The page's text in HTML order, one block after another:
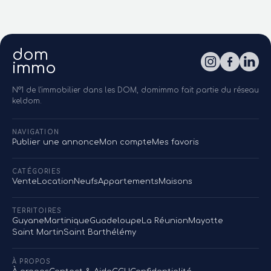
dom
immo
N°1 de l'immobilier dans les DOM, domimmo fait partie du réseau
keldom.
NAVIGATION
Publier une annonceMon compteMes favoris
CATÉGORIES
Vente LocationNeufsAppartementsMaisons
TERRITOIRES
GuyaneMartiniqueGuadeloupe La RéunionMayotte
Saint MartinSaint Barthélémy
À PROPOS